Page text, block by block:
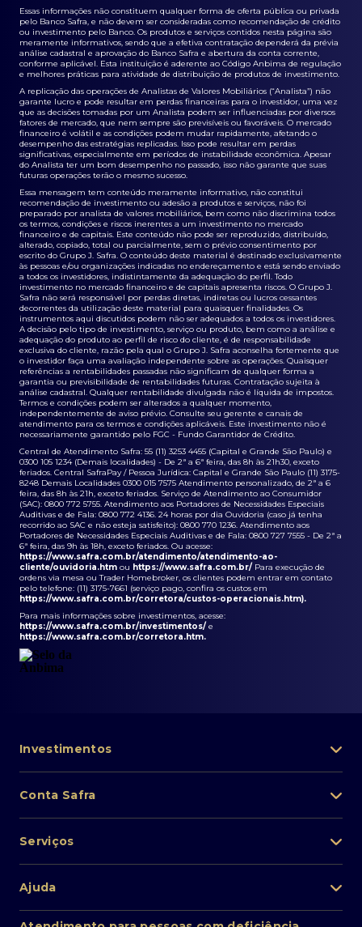
Essas informações não constituem qualquer forma de oferta pública ou privada
pelo Banco Safra, e não devem ser consideradas como recomendação de crédito
ou investimento pelo Banco. Os produtos e serviços contidos nesta página são
meramente informativos, sendo que a efetiva contratação dependerá da prévia
análise cadastral e aprovação do Banco Safra e abertura da conta corrente,
conforme aplicável. Esta instituição é aderente ao Código Anbima de regulação
e melhores práticas para atividade de distribuição de produtos de investimento.
A replicação das operações de Analistas de Valores Mobiliários (“Analista”) não
garante lucro e pode resultar em perdas financeiras para o investidor, uma vez
que as decisões tomadas por um Analista podem ser influenciadas por diversos
fatores de mercado, que nem sempre são previsíveis ou favoráveis. O mercado
financeiro é volátil e as condições podem mudar rapidamente, afetando o
desempenho das estratégias replicadas. Isso pode resultar em perdas
significativas, especialmente em períodos de instabilidade econômica. Apesar
do Analista ter um bom desempenho no passado, isso não garante que suas
futuras operações terão o mesmo sucesso.
Essa mensagem tem conteúdo meramente informativo, não constitui
recomendação de investimento ou adesão a produtos e serviços, não foi
preparado por analista de valores mobiliários, bem como não discrimina todos
os termos, condições e riscos inerentes a um investimento no mercado
financeiro e de capitais. Este conteúdo não pode ser reproduzido, distribuído,
alterado, copiado, total ou parcialmente, sem o prévio consentimento por
escrito do Grupo J. Safra. O conteúdo deste material é destinado exclusivamente
às pessoas e/ou organizações indicadas no endereçamento e está sendo enviado
a todos os investidores, indistintamente da adequação do perfil. Todo
investimento no mercado financeiro e de capitais apresenta riscos. O Grupo J.
Safra não será responsável por perdas diretas, indiretas ou lucros cessantes
decorrentes da utilização deste material para quaisquer finalidades. Os
instrumentos aqui discutidos podem não ser adequados a todos os investidores.
A decisão pelo tipo de investimento, serviço ou produto, bem como a análise e
adequação do produto ao perfil de risco do cliente, é de responsabilidade
exclusiva do cliente, razão pela qual o Grupo J. Safra aconselha fortemente que
o investidor faça uma avaliação independente sobre as operações. Quaisquer
referências a rentabilidades passadas não significam de qualquer forma a
garantia ou previsibilidade de rentabilidades futuras. Contratação sujeita à
análise cadastral. Qualquer rentabilidade divulgada não é líquida de impostos.
Termos e condições podem ser alterados a qualquer momento,
independentemente de aviso prévio. Consulte seu gerente e canais de
atendimento para os termos e condições aplicáveis. Este investimento não é
necessariamente garantido pelo FGC - Fundo Garantidor de Crédito.
Central de Atendimento Safra: 55 (11) 3253 4455 (Capital e Grande São Paulo) e
0300 105 1234 (Demais localidades) - De 2ª a 6ª feira, das 8h às 21h30, exceto
feriados. Central SafraPay / Pessoa Jurídica: Capital e Grande São Paulo (11) 3175-
8248 Demais Localidades 0300 015 7575 Atendimento personalizado, de 2ª a 6
feira, das 8h às 21h, exceto feriados. Serviço de Atendimento ao Consumidor
(SAC): 0800 772 5755. Atendimento aos Portadores de Necessidades Especiais
Auditivas e de Fala: 0800 772 4136. 24 horas por dia Ouvidoria (caso já tenha
recorrido ao SAC e não esteja satisfeito): 0800 770 1236. Atendimento aos
Portadores de Necessidades Especiais Auditivas e de Fala: 0800 727 7555 - De 2ª a
6ª feira, das 9h às 18h, exceto feriados. Ou acesse:
https://www.safra.com.br/atendimento/atendimento-ao-
cliente/ouvidoria.htm ou https://www.safra.com.br/ Para execução de
ordens via mesa ou Trader Homebroker, os clientes podem entrar em contato
pelo telefone: (11) 3175-7661 (serviço pago, confira os custos em
https://www.safra.com.br/corretora/custos-operacionais.htm).
Para mais informações sobre investimentos, acesse:
https://www.safra.com.br/investimentos/ e
https://www.safra.com.br/corretora.htm.
Investimentos
Lista de fundos de investimento
Private Banking
Renda fixa
Conta Safra
Pessoa Física
Cartões
Empréstimos e financiamentos
Serviços
Perda/roubo de celular
Ajuda
Atendimento ao cliente